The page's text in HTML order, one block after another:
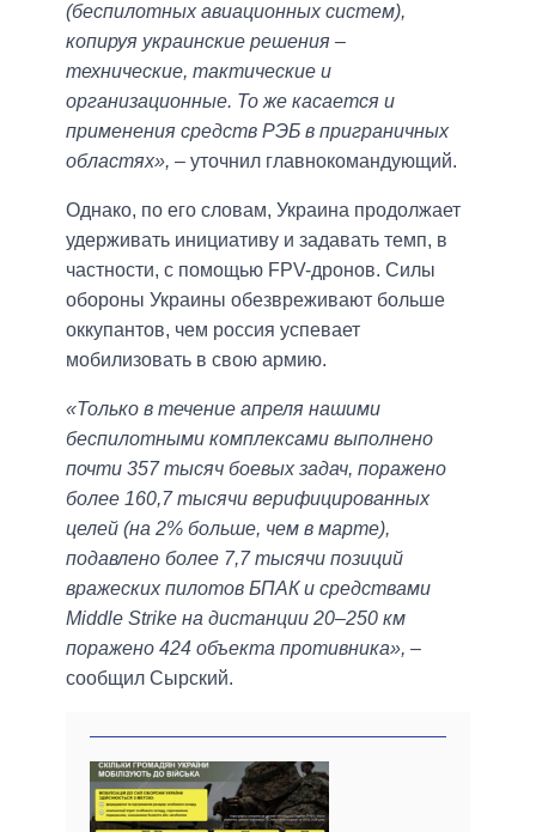
(беспилотных авиационных систем),
копируя украинские решения –
технические, тактические и
организационные. То же касается и
применения средств РЭБ в приграничных
областях», – уточнил главнокомандующий.
Однако, по его словам, Украина продолжает
удерживать инициативу и задавать темп, в
частности, с помощью FPV-дронов. Силы
обороны Украины обезвреживают больше
оккупантов, чем россия успевает
мобилизовать в свою армию.
«Только в течение апреля нашими
беспилотными комплексами выполнено
почти 357 тысяч боевых задач, поражено
более 160,7 тысячи верифицированных
целей (на 2% больше, чем в марте),
подавлено более 7,7 тысячи позиций
вражеских пилотов БПАК и средствами
Middle Strike на дистанции 20–250 км
поражено 424 объекта противника», –
сообщил Сырский.